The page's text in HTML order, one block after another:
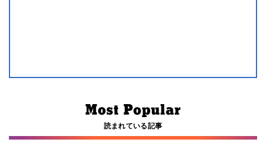
読まれている記事